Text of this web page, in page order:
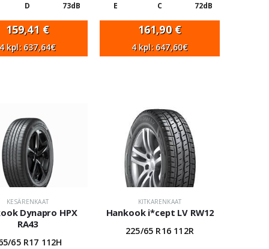
D 73dB
159,41 €
kpl: 637,64€
E C 72dB
161,90 €
4 kpl: 647,60€
KESÄRENKAAT
Dynapro HPX
RA43
65 R17 112H
KITKARENKAAT
Hankook i*cept LV RW12
225/65 R16 112R